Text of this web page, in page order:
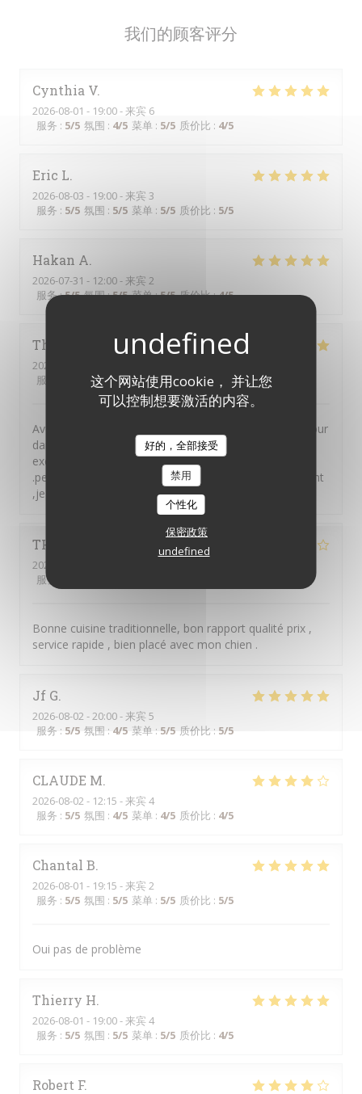
这个网站使用cookie， 并让您
可以控制想要激活的内容。
好的，全部接受
禁用
个性化
保密政策
undefined
我们的顾客评分
Cynthia V
2026-08-01 - 19:00 - 来宾 6
服务 : 5/5 氛围 : 4/5 菜单 : 5/5 质价比 : 4/5
Eric L
2026-08-03 - 19:00 - 来宾 3
服务 : 5/5 氛围 : 5/5 菜单 : 5/5 质价比 : 5/5
Hakan A
2026-07-31 - 12:00 - 来宾 2
服务:5/5 氛围:5/5 菜单:5/5 质价比:4/5
Thierry
2026-08-01
服务
氛围:5/5 菜单: 5/5 质价比: /5
Avos mangé a midi dans votre auberge suite a un séjour
dans votre région et nous n'avons pas été déçu. Plats
excellent tant par le goût que par la générosité
.personnel très accueillant et avenant envers leurs client
,je ne peux que recommander
THIERRY
2026-08-01
服务
Bonne cuisine traditionnelle, bon rapport qualité prix ,
service rapide , bien placé avec mon chien .
Jf G
2026-08-02 - 20:00 - 来宾 5
服务 : 5/5 氛围 : 4/5 菜单 : 5/5 质价比 : 5/5
CLAUDE M
2026-08-02 - 12:15 - 来宾 4
服务 : 5/5 氛围 : 4/5 菜单 : 4/5 质价比 : 4/5
Chantal B
2026-08-01 - 19:15 - 来宾 2
服务 : 5/5 氛围 : 5/5 菜单 : 5/5 质价比 : 5/5
Oui pas de problème
Thierry H
2026-08-01 - 19:00 - 来宾 4
服务 : 5/5 氛围 : 5/5 菜单 : 5/5 质价比 : 4/5
Robert F